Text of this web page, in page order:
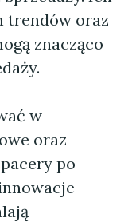
trendów oraz
znacząco
w
oraz
po